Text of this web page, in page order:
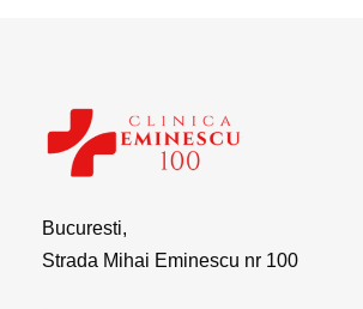
Bucuresti,
Strada Mihai Eminescu nr 100